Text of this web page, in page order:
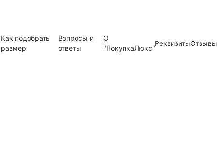
Как подобрать
размер
Вопросы и
ответы
О
"ПокупкаЛюкс"
РеквизитыОтзывы